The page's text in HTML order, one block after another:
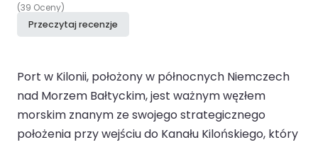
(39 Oceny)
Przeczytaj recenzje
Port w Kilonii, położony w północnych Niemczech
nad Morzem Bałtyckim, jest ważnym węzłem
morskim znanym ze swojego strategicznego
położenia przy wejściu do Kanału Kilońskiego, który